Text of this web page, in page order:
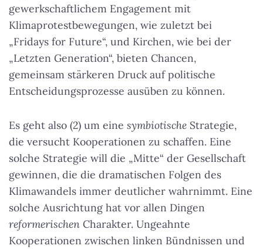
gewerkschaftlichem Engagement mit
Klimaprotestbewegungen, wie zuletzt bei
„Fridays for Future“, und Kirchen, wie bei der
„Letzten Generation“, bieten Chancen,
gemeinsam stärkeren Druck auf politische
Entscheidungsprozesse ausüben zu können.
Es geht also (2) um eine symbiotische Strategie,
die versucht Kooperationen zu schaffen. Eine
solche Strategie will die „Mitte“ der Gesellschaft
gewinnen, die die dramatischen Folgen des
Klimawandels immer deutlicher wahrnimmt. Eine
solche Ausrichtung hat vor allen Dingen
reformerischen Charakter. Ungeahnte
Kooperationen zwischen linken Bündnissen und